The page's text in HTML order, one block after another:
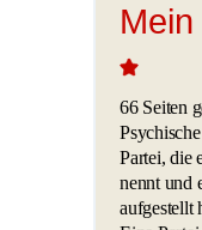
66 Seiten
Partei, die
nennt und
aufgestellt